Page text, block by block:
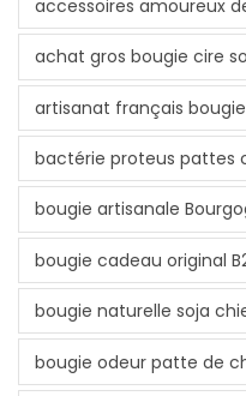
accessoires amoureux
achat gros bougie cire
artisanat français bougie
bactérie proteus pattes
bougie artisanale
bougie cadeau original
bougie naturelle soja
bougie odeur patte de